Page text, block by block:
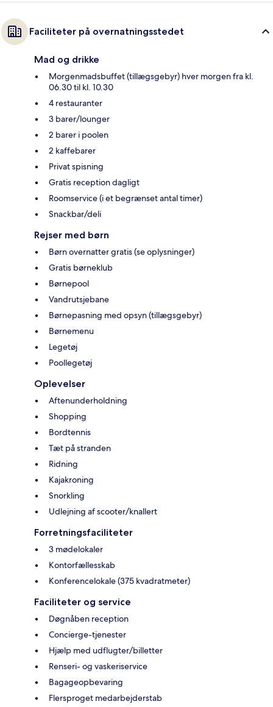
Faciliteter på overnatningsstedet
Mad og drikke
Morgenmadsbuffet (tillægsgebyr) hver morgen fra kl.
06.30 til kl. 10.30
4 restauranter
3 barer/lounger
2 barer i poolen
2 kaffebarer
Privat spisning
Gratis reception dagligt
Roomservice (i et begrænset antal timer)
Snackbar/deli
Rejser med børn
Børn overnatter gratis (se oplysninger)
Gratis børneklub
Børnepool
Vandrutsjebane
Børnepasning med opsyn (tillægsgebyr)
Børnemenu
Legetøj
Poollegetøj
Oplevelser
Aftenunderholdning
Shopping
Bordtennis
Tæt på stranden
Ridning
Kajakroning
Snorkling
Udlejning af scooter/knallert
Forretningsfaciliteter
3 mødelokaler
Kontorfællesskab
Konferencelokale (375 kvadratmeter)
Faciliteter og service
Døgnåben reception
Concierge-tjenester
Hjælp med udflugter/billetter
Renseri- og vaskeriservice
Bagageopbevaring
Flersproget medarbejderstab